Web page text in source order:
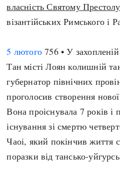
власність Святому Престолу
візантійських Римського і
5 лютого 756 • У
Тан місті Лоян колишній
губернатор північних
проголосив створення
Вона проіснувала 7 років і
існування зі смертю
Чаоі, який покінчив життя
поразки від тансько-